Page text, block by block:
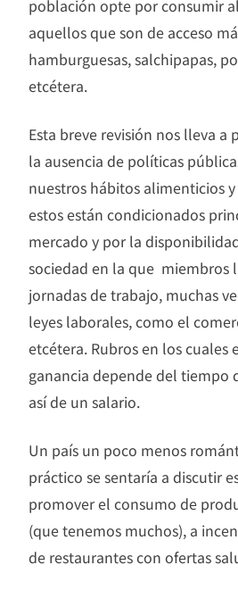
población opte por consumir
aquellos que son de acceso
hamburguesas, salchipapas,
etcétera.
​Esta breve revisión nos lleva a
la ausencia de políticas
nuestros hábitos alimenticios
estos están condicionados
mercado y por la
sociedad en la que miembros
jornadas de trabajo, muchas
leyes laborales, como el
etcétera. Rubros en los cuales
ganancia depende del tiempo
así de un salario.
​Un país un poco menos
práctico se sentaría a discutir
promover el consumo de
(que tenemos muchos), a
de restaurantes con ofertas